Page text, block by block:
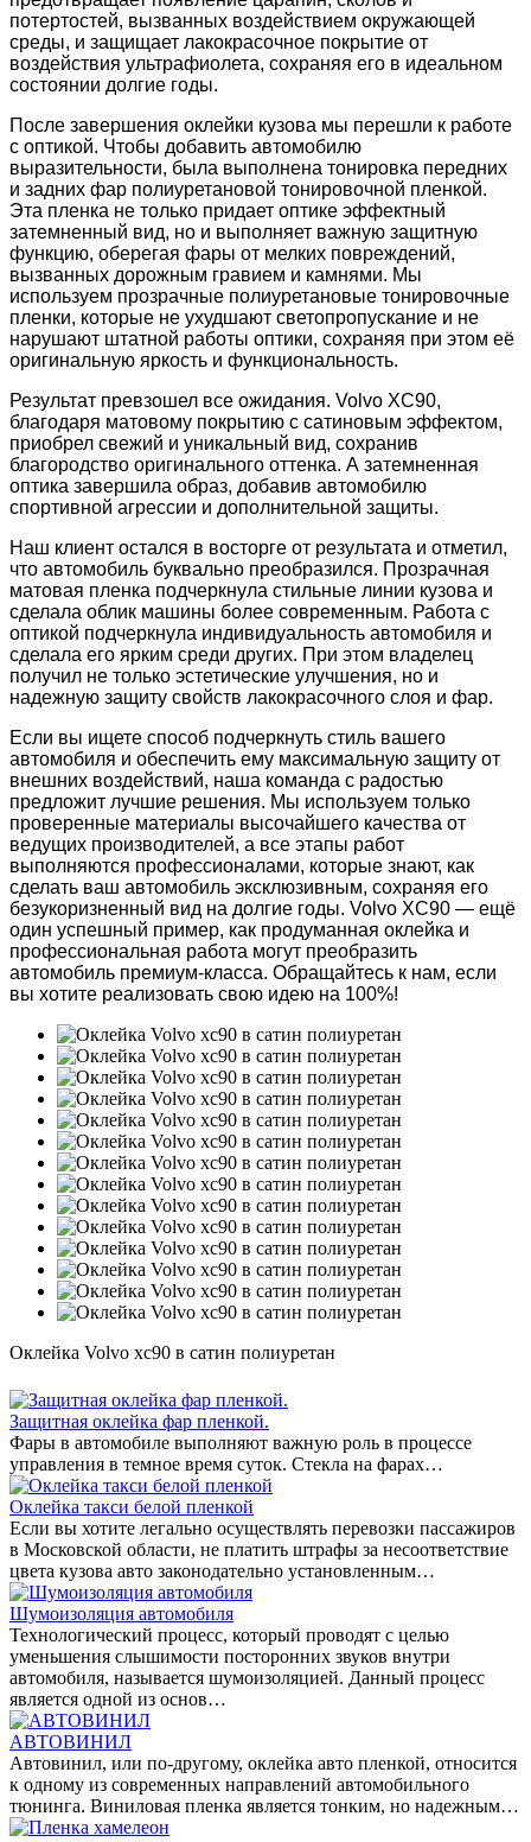
потертостей, вызванных воздействием окружающей
среды, и защищает лакокрасочное покрытие от
воздействия ультрафиолета, сохраняя его в идеальном
состоянии долгие годы.
После завершения оклейки кузова мы перешли к работе
с оптикой. Чтобы добавить автомобилю
выразительности, была выполнена тонировка передних
и задних фар полиуретановой тонировочной пленкой.
Эта пленка не только придает оптике эффектный
затемненный вид, но и выполняет важную защитную
функцию, оберегая фары от мелких повреждений,
вызванных дорожным гравием и камнями. Мы
используем прозрачные полиуретановые тонировочные
пленки, которые не ухудшают светопропускание и не
нарушают штатной работы оптики, сохраняя при этом её
оригинальную яркость и функциональность.
Результат превзошел все ожидания. Volvo XC90,
благодаря матовому покрытию с сатиновым эффектом,
приобрел свежий и уникальный вид, сохранив
благородство оригинального оттенка. А затемненная
оптика завершила образ, добавив автомобилю
спортивной агрессии и дополнительной защиты.
Наш клиент остался в восторге от результата и отметил,
что автомобиль буквально преобразился. Прозрачная
матовая пленка подчеркнула стильные линии кузова и
сделала облик машины более современным. Работа с
оптикой подчеркнула индивидуальность автомобиля и
сделала его ярким среди других. При этом владелец
получил не только эстетические улучшения, но и
надежную защиту свойств лакокрасочного слоя и фар.
Если вы ищете способ подчеркнуть стиль вашего
автомобиля и обеспечить ему максимальную защиту от
внешних воздействий, наша команда с радостью
предложит лучшие решения. Мы используем только
проверенные материалы высочайшего качества от
ведущих производителей, а все этапы работ
выполняются профессионалами, которые знают, как
сделать ваш автомобиль эксклюзивным, сохраняя его
безукоризненный вид на долгие годы. Volvo XC90 — ещё
один успешный пример, как продуманная оклейка и
профессиональная работа могут преобразить
автомобиль премиум-класса. Обращайтесь к нам, если
вы хотите реализовать свою идею на 100%!
Оклейка Volvo xc90 в сатин полиуретан
Защитная оклейка фар пленкой.
Фары в автомобиле выполняют важную роль в процессе
управления в темное время суток. Стекла на фарах…
Оклейка такси белой пленкой
Если вы хотите легально осуществлять перевозки пассажиров
в Московской области, не платить штрафы за несоответствие
цвета кузова авто законодательно установленным…
Шумоизоляция автомобиля
Технологический процесс, который проводят с целью
уменьшения слышимости посторонних звуков внутри
автомобиля, называется шумоизоляцией. Данный процесс
является одной из основ…
АВТОВИНИЛ
Автовинил, или по-другому, оклейка авто пленкой, относится
к одному из современных направлений автомобильного
тюнинга. Виниловая пленка является тонким, но надежным…